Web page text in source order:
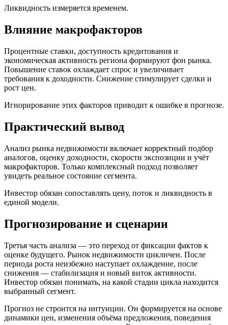
Ликвидность измеряется временем.
Влияние макрофакторов
Процентные ставки, доступность кредитования и
экономическая активность региона формируют фон рынка.
Повышение ставок охлаждает спрос и увеличивает
требования к доходности. Снижение стимулирует сделки и
рост цен.
Игнорирование этих факторов приводит к ошибке в прогнозе.
Практический вывод
Анализ рынка недвижимости включает корректный подбор
аналогов, оценку доходности, скорости экспозиции и учёт
макрофакторов. Только комплексный подход позволяет
увидеть реальное состояние сегмента.
Инвестор обязан сопоставлять цену, поток и ликвидность в
единой модели.
Прогнозирование и сценарии
Третья часть анализа — это переход от фиксации фактов к
оценке будущего. Рынок недвижимости цикличен. После
периода роста неизбежно наступает охлаждение, после
снижения — стабилизация и новый виток активности.
Инвестор обязан понимать, на какой стадии цикла находится
выбранный сегмент.
Прогноз не строится на интуиции. Он формируется на основе
динамики цен, изменения объёма предложения, поведения